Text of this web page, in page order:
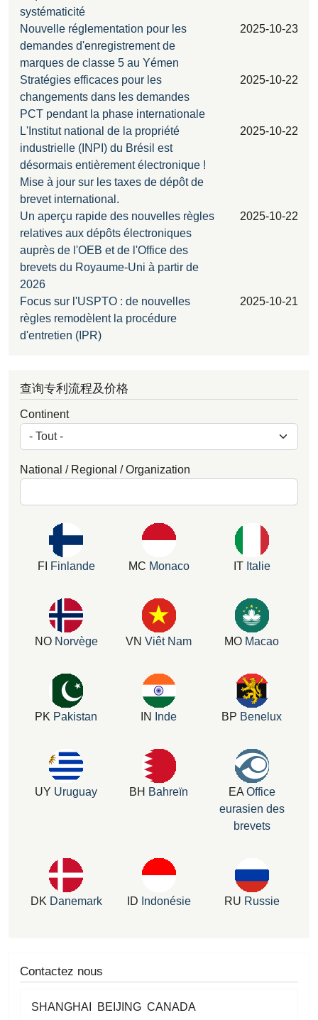
systématicité
Nouvelle réglementation pour les
demandes d'enregistrement de
marques de classe 5 au Yémen
2025-10-23
Stratégies efficaces pour les
changements dans les demandes
PCT pendant la phase internationale
2025-10-22
L'Institut national de la propriété
industrielle (INPI) du Brésil est
désormais entièrement électronique !
Mise à jour sur les taxes de dépôt de
brevet international.
2025-10-22
Un aperçu rapide des nouvelles règles
relatives aux dépôts électroniques
auprès de l'OEB et de l'Office des
brevets du Royaume-Uni à partir de
2026
2025-10-22
Focus sur l'USPTO : de nouvelles
règles remodèlent la procédure
d'entretien (IPR)
2025-10-21
查询专利流程及价格
Continent
National / Regional / Organization
FI Finlande MC Monaco IT Italie
NO Norvège VN Viêt Nam MO Macao
PK Pakistan IN Inde BP Benelux
UY Uruguay BH Bahreïn EA Office
eurasien des
brevets
DK Danemark ID Indonésie RU Russie
Contactez nous
SHANGHAI BEIJING CANADA